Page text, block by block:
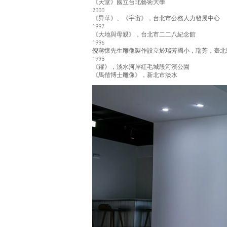
《天堂》國立台北藝術大學
2000
《昇華》、《宇宙》，台北市公務人力發展中心
1997
《大地與母親》，台北市二二八紀念館
1996
倪蔣懷先生雕像製作設立於瑞芳國小，瑞芳，臺
1995
《躍》，淡水河岸紅毛城段河濱公園
《馬偕博士雕像》，新北市淡水